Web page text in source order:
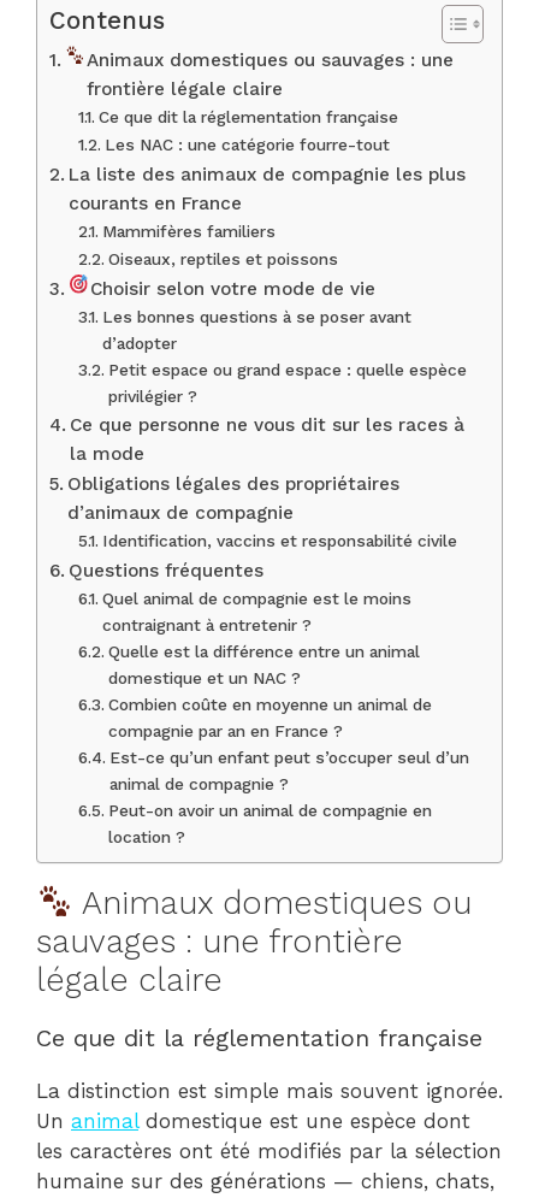
Contenus
Animaux domestiques ou sauvages : une
frontière légale claire
Ce que dit la réglementation française
Les NAC : une catégorie fourre-tout
La liste des animaux de compagnie les plus
courants en France
Mammifères familiers
Oiseaux, reptiles et poissons
Choisir selon votre mode de vie
Les bonnes questions à se poser avant
d’adopter
Petit espace ou grand espace : quelle espèce
privilégier ?
Ce que personne ne vous dit sur les races à
la mode
Obligations légales des propriétaires
d’animaux de compagnie
Identification, vaccins et responsabilité civile
Questions fréquentes
Quel animal de compagnie est le moins
contraignant à entretenir ?
Quelle est la différence entre un animal
domestique et un NAC ?
Combien coûte en moyenne un animal de
compagnie par an en France ?
Est-ce qu’un enfant peut s’occuper seul d’un
animal de compagnie ?
Peut-on avoir un animal de compagnie en
location ?
Animaux domestiques ou
sauvages : une frontière
légale claire
Ce que dit la réglementation française
La distinction est simple mais souvent ignorée.
Un animaldomestique est une espèce dont
les caractères ont été modifiés par la sélection
humaine sur des générations — chiens, chats,